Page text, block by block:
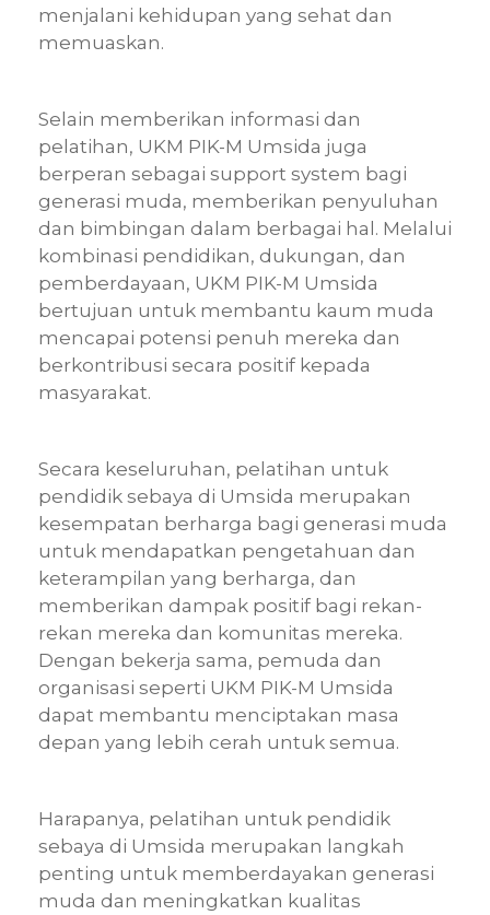
menjalani kehidupan yang sehat dan
memuaskan.
Selain memberikan informasi dan
pelatihan, UKM PIK-M Umsida juga
berperan sebagai support system bagi
generasi muda, memberikan penyuluhan
dan bimbingan dalam berbagai hal. Melalui
kombinasi pendidikan, dukungan, dan
pemberdayaan, UKM PIK-M Umsida
bertujuan untuk membantu kaum muda
mencapai potensi penuh mereka dan
berkontribusi secara positif kepada
masyarakat.
Secara keseluruhan, pelatihan untuk
pendidik sebaya di Umsida merupakan
kesempatan berharga bagi generasi muda
untuk mendapatkan pengetahuan dan
keterampilan yang berharga, dan
memberikan dampak positif bagi rekan-
rekan mereka dan komunitas mereka.
Dengan bekerja sama, pemuda dan
organisasi seperti UKM PIK-M Umsida
dapat membantu menciptakan masa
depan yang lebih cerah untuk semua.
Harapanya, pelatihan untuk pendidik
sebaya di Umsida merupakan langkah
penting untuk memberdayakan generasi
muda dan meningkatkan kualitas